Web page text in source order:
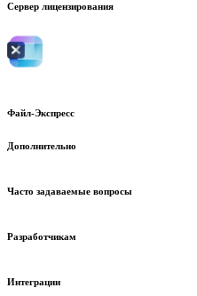
Сервер лицензирования
Файл-Экспресс
Дополнительно
Часто задаваемые вопросы
Разработчикам
Интеграции